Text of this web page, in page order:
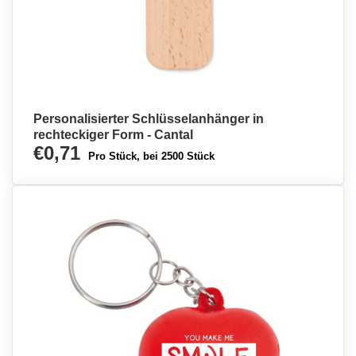
Personalisierter Schlüsselanhänger in
rechteckiger Form - Cantal
€0,71 Pro Stück, bei 2500 Stück